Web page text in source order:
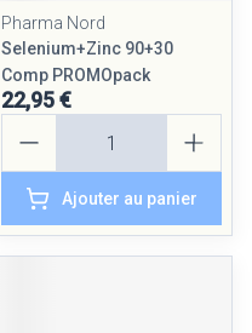
Pharma Nord
Selenium+Zinc 90+30
Comp PROMOpack
22,95 €
Ajouter au panier